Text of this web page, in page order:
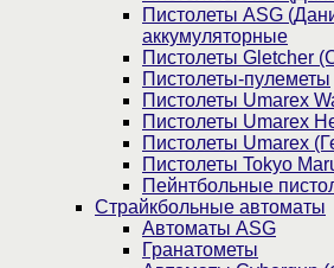
Пистолеты ASG
аккумуляторные
Пистолеты Gletcher
Пистолеты-пулеметы
Пистолеты Umarex
Пистолеты Umarex
Пистолеты Umarex
Пистолеты Tokyo
Пейнтбольные
Страйкбольные автоматы
Автоматы ASG
Гранатометы